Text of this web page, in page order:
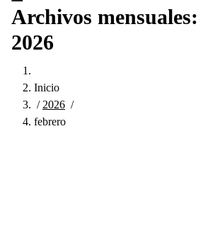
Archivos
2026
Inicio
/ 2026 /
febrero